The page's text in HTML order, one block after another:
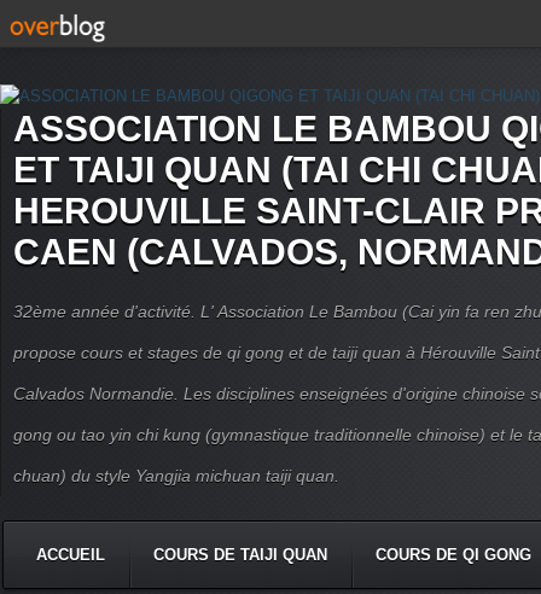
ASSOCIATION LE BAMBOU
ET TAIJI QUAN (TAI CHI
HEROUVILLE SAINT-CLAIR
CAEN (CALVADOS,
32ème année d'activité. L' Association Le Bambou (Cai yin fa ren
propose cours et stages de qi gong et de taiji quan à Hérouville
Calvados Normandie. Les disciplines enseignées d'origine chinoise
gong ou tao yin chi kung (gymnastique traditionnelle chinoise) et le
chuan) du style Yangjia michuan taiji quan.
ACCUEIL COURS DE TAIJI QUAN COURS DE QI GONG